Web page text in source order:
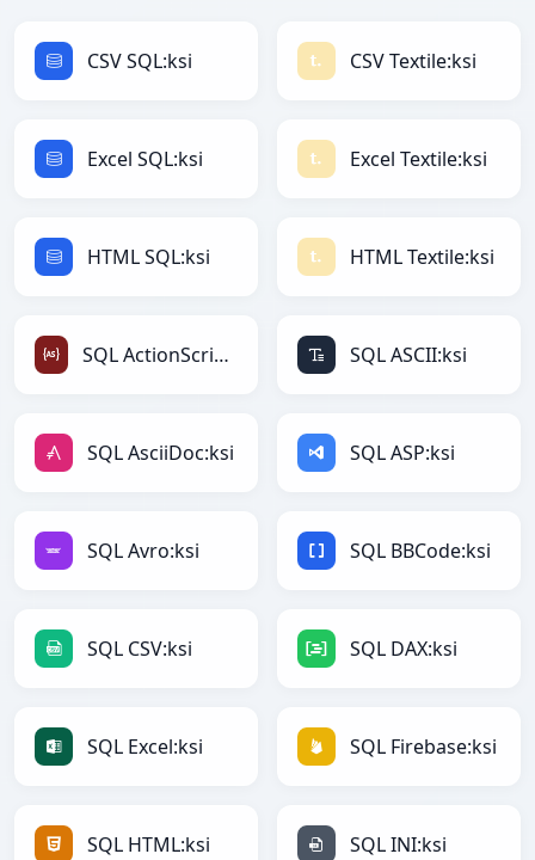
CSV SQL:ksi CSV Textile:ksi
Excel SQL:ksi Excel Textile:ksi
HTML SQL:ksi HTML Textile:ksi
SQL ActionScript:ksi SQL ASCII:ksi
SQL AsciiDoc:ksi SQL ASP:ksi
SQL Avro:ksi SQL BBCode:ksi
SQL CSV:ksi SQL DAX:ksi
SQL Excel:ksi SQL Firebase:ksi
SQL HTML:ksi SQL INI:ksi